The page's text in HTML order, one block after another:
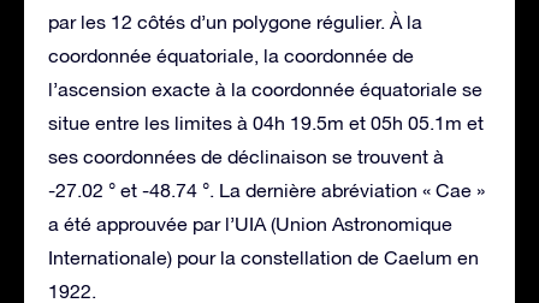
par les 12 côtés d’un polygone régulier. À la
coordonnée équatoriale, la coordonnée de
l’ascension exacte à la coordonnée équatoriale se
situe entre les limites à 04h 19.5m et 05h 05.1m et
ses coordonnées de déclinaison se trouvent à
-27.02 ° et -48.74 °. La dernière abréviation « Cae »
a été approuvée par l’UIA (Union Astronomique
Internationale) pour la constellation de Caelum en
1922.